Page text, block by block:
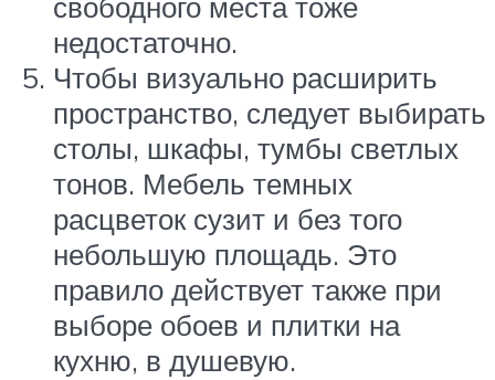
недостаточно.
Чтобы визуально расширить
пространство, следует выбирать
столы, шкафы, тумбы светлых
тонов. Мебель темных
расцветок сузит и без того
небольшую площадь. Это
правило действует также при
выборе обоев и плитки на
кухню, в душевую.